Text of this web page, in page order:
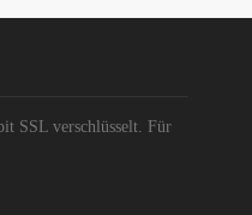
SSL verschlüsselt. Für